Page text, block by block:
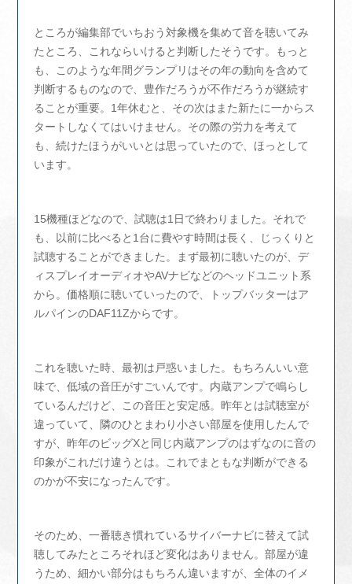
ところが編集部でいちおう対象機を集めて音を聴いてみ
たところ、これならいけると判断したそうです。もっと
も、このような年間グランプリはその年の動向を含めて
判断するものなので、豊作だろうが不作だろうが継続す
ることが重要。1年休むと、その次はまた新たに一からス
タートしなくてはいけません。その際の労力を考えて
も、続けたほうがいいとは思っていたので、ほっとして
います。
15機種ほどなので、試聴は1日で終わりました。それで
も、以前に比べると1台に費やす時間は長く、じっくりと
試聴することができました。まず最初に聴いたのが、デ
ィスプレイオーディオやAVナビなどのヘッドユニット系
から。価格順に聴いていったので、トップバッターはア
ルパインのDAF11Zからです。
これを聴いた時、最初は戸惑いました。もちろんいい意
味で、低域の音圧がすごいんです。内蔵アンプで鳴らし
ているんだけど、この音圧と安定感。昨年とは試聴室が
違っていて、隣のひとまわり小さい部屋を使用したんで
すが、昨年のビッグXと同じ内蔵アンプのはずなのに音の
印象がこれだけ違うとは。これでまともな判断ができる
のかが不安になったんです。
そのため、一番聴き慣れているサイバーナビに替えて試
聴してみたところそれほど変化はありません。部屋が違
うため、細かい部分はもちろん違いますが、全体のイメ